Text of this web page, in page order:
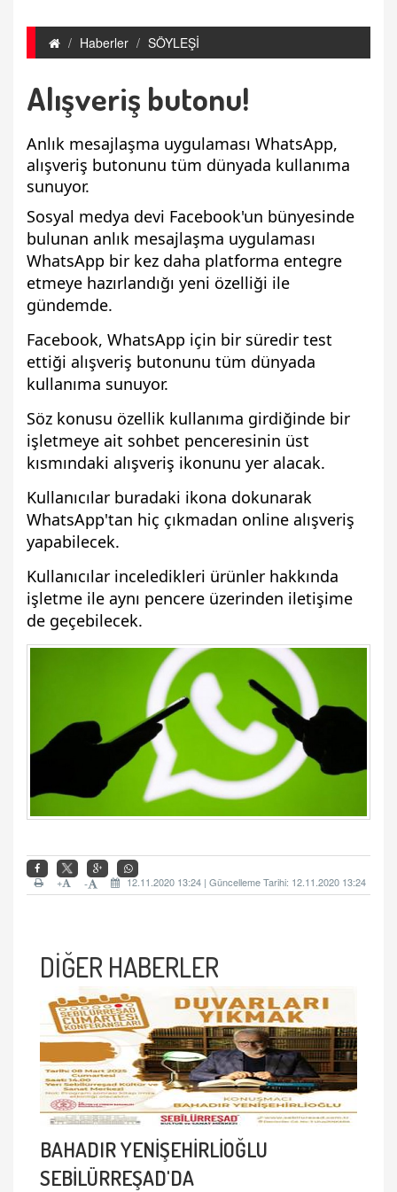
Haberler SÖYLEŞİ
Alışveriş butonu!
Anlık mesajlaşma uygulaması WhatsApp,
alışveriş butonunu tüm dünyada kullanıma
sunuyor.
Sosyal medya devi Facebook'un bünyesinde
bulunan anlık mesajlaşma uygulaması
WhatsApp bir kez daha platforma entegre
etmeye hazırlandığı yeni özelliği ile
gündemde.
Facebook, WhatsApp için bir süredir test
ettiği alışveriş butonunu tüm dünyada
kullanıma sunuyor.
Söz konusu özellik kullanıma girdiğinde bir
işletmeye ait sohbet penceresinin üst
kısmındaki alışveriş ikonunu yer alacak.
Kullanıcılar buradaki ikona dokunarak
WhatsApp'tan hiç çıkmadan online alışveriş
yapabilecek.
Kullanıcılar inceledikleri ürünler hakkında
işletme ile aynı pencere üzerinden iletişime
de geçebilecek.
12.11.2020 13:24 | Güncelleme Tarihi: 12.11.2020 13:24
-
+
DİĞER HABERLER
BAHADIR YENİŞEHİRLİOĞLU
SEBİLÜRREŞAD'DA